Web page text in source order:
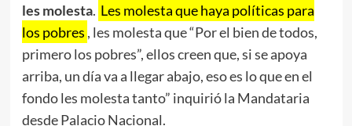
les molesta. Les molesta que haya políticas para
los pobres , les molesta que “Por el bien de todos,
primero los pobres”, ellos creen que, si se apoya
arriba, un día va a llegar abajo, eso es lo que en el
fondo les molesta tanto” inquirió la Mandataria
desde Palacio Nacional.